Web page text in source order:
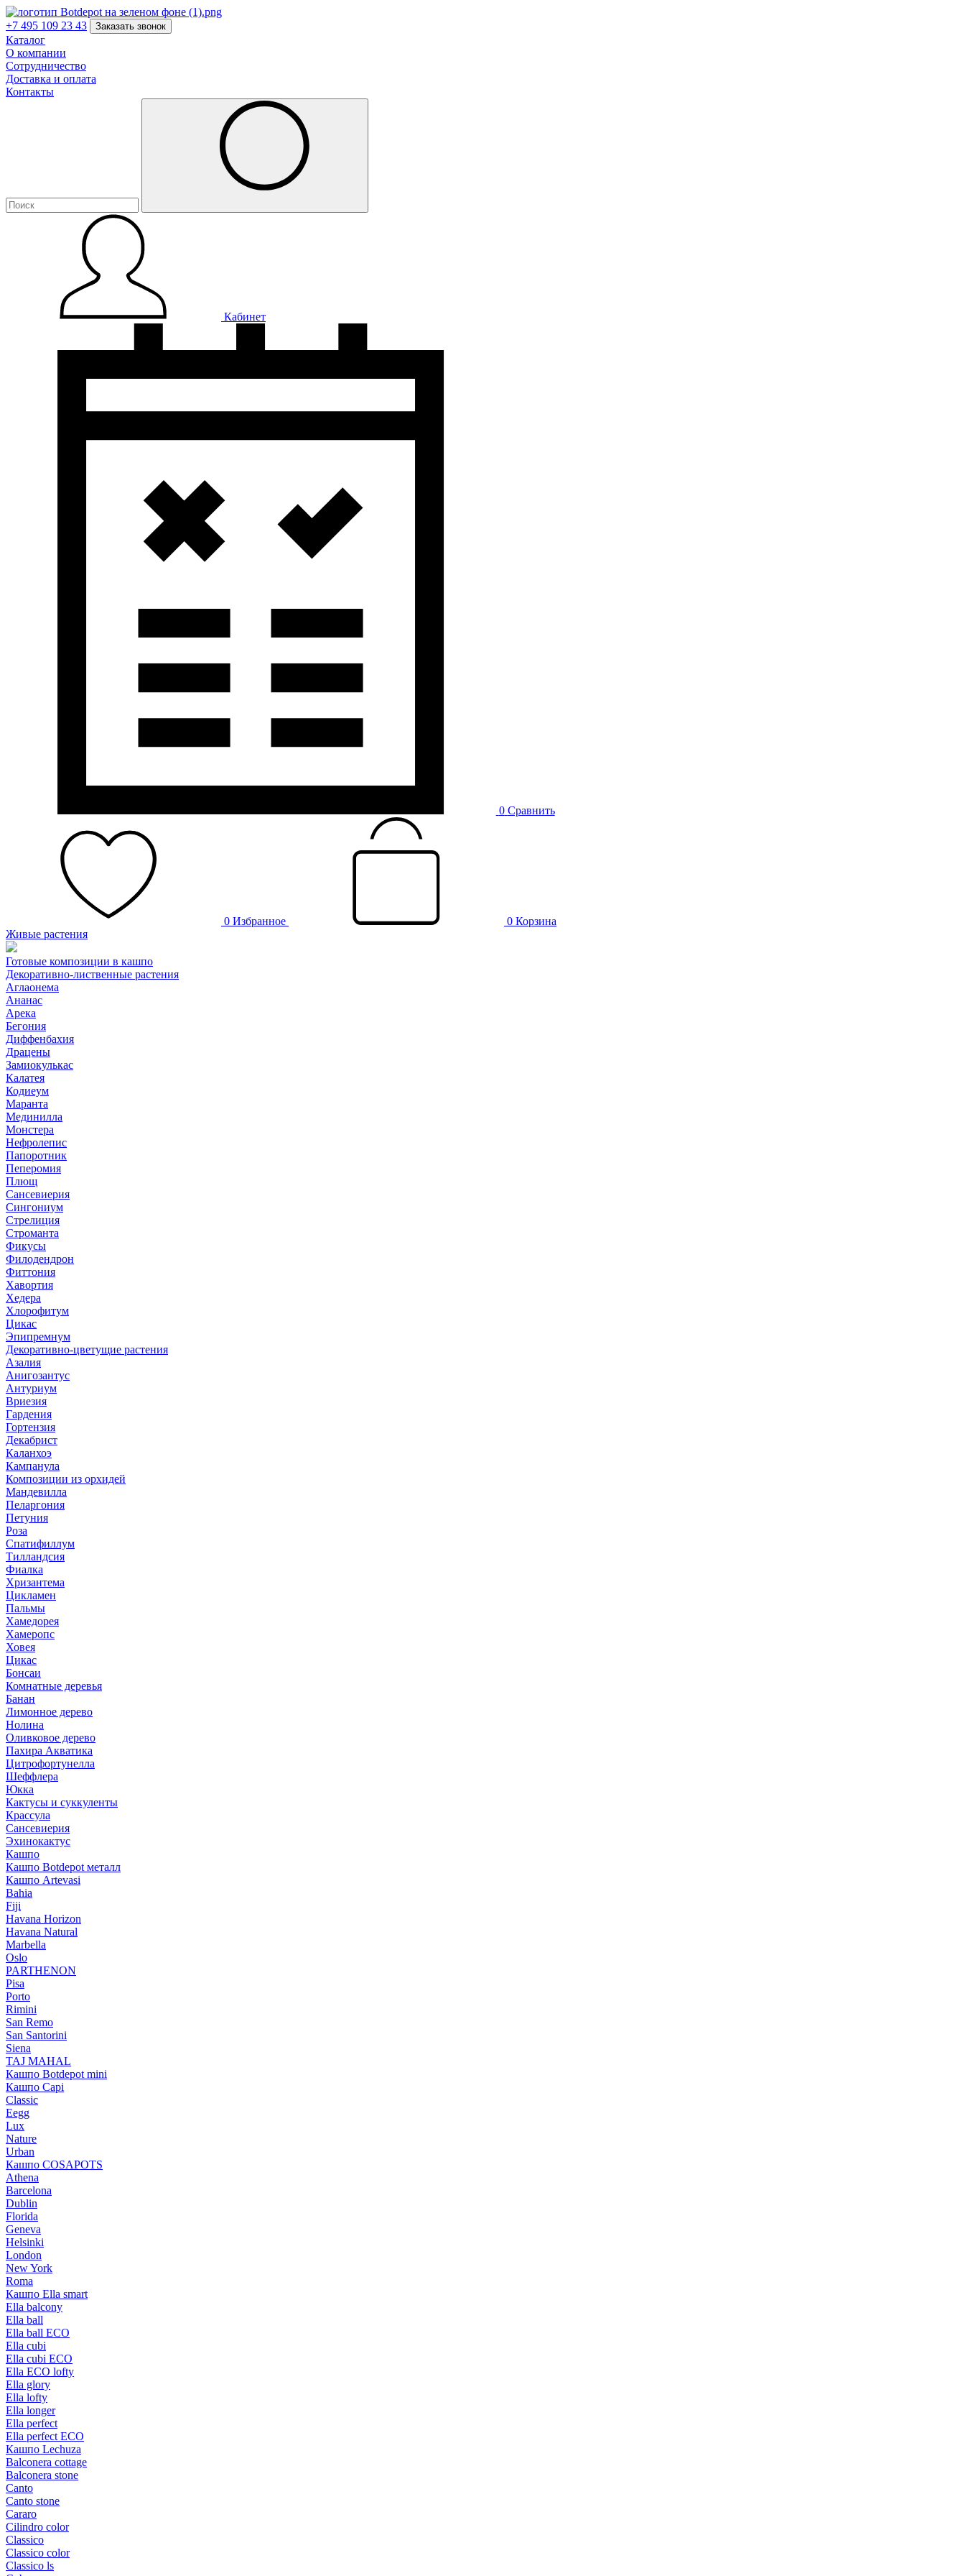
+7 495 109 23 43 Заказать звонок
Каталог
О компании
Сотрудничество
Доставка и оплата
Контакты
Кабинет
0 Сравнить
0 Избранное 0 Корзина
Живые растения
Готовые композиции в кашпо
Декоративно-лиственные растения
Аглаонема
Ананас
Арека
Бегония
Диффенбахия
Драцены
Замиокулькас
Калатея
Кодиеум
Маранта
Мединилла
Монстера
Нефролепис
Папоротник
Пеперомия
Плющ
Сансевиерия
Сингониум
Стрелиция
Строманта
Фикусы
Филодендрон
Фиттония
Хавортия
Хедера
Хлорофитум
Цикас
Эпипремнум
Декоративно-цветущие растения
Азалия
Анигозантус
Антуриум
Вриезия
Гардения
Гортензия
Декабрист
Каланхоэ
Кампанула
Композиции из орхидей
Мандевилла
Пеларгония
Петуния
Роза
Спатифиллум
Тилландсия
Фиалка
Хризантема
Цикламен
Пальмы
Хамедорея
Хамеропс
Ховея
Цикас
Бонсаи
Комнатные деревья
Банан
Лимонное дерево
Нолина
Оливковое дерево
Пахира Акватика
Цитрофортунелла
Шеффлера
Юкка
Кактусы и суккуленты
Крассула
Сансевиерия
Эхинокактус
Кашпо
Кашпо Botdepot металл
Кашпо Artevasi
Bahia
Fiji
Havana Horizon
Havana Natural
Marbella
Oslo
PARTHENON
Pisa
Porto
Rimini
San Remo
San Santorini
Siena
TAJ MAHAL
Кашпо Botdepot mini
Кашпо Capi
Classic
Eegg
Lux
Nature
Urban
Кашпо COSAPOTS
Athena
Barcelona
Dublin
Florida
Geneva
Helsinki
London
New York
Roma
Кашпо Ella smart
Ella balcony
Ella ball
Ella ball ECO
Ella cubi
Ella cubi ECO
Ella ECO lofty
Ella glory
Ella lofty
Ella longer
Ella perfect
Ella perfect ECO
Кашпо Lechuza
Balconera cottage
Balconera stone
Canto
Canto stone
Cararo
Cilindro color
Classico
Classico color
Classico ls